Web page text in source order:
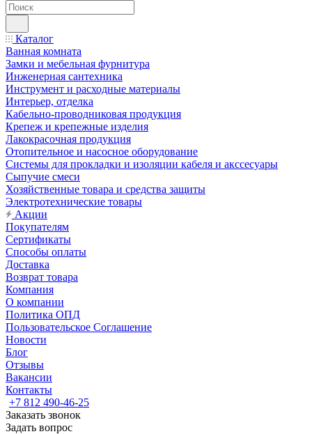
Каталог
Ванная комната
Замки и мебельная фурнитура
Инженерная сантехника
Инструмент и расходные материалы
Интерьер, отделка
Кабельно-проводниковая продукция
Крепеж и крепежные изделия
Лакокрасочная продукция
Отопительное и насосное оборудование
Системы для прокладки и изоляции кабеля и акссесуары
Сыпучие смеси
Хозяйственные товара и средства защиты
Электротехнические товары
Акции
Покупателям
Сертификаты
Способы оплаты
Доставка
Возврат товара
Компания
О компании
Политика ОПД
Пользовательское Соглашение
Новости
Блог
Отзывы
Вакансии
Контакты
+7 812 490-46-25
Заказать звонок
Задать вопрос